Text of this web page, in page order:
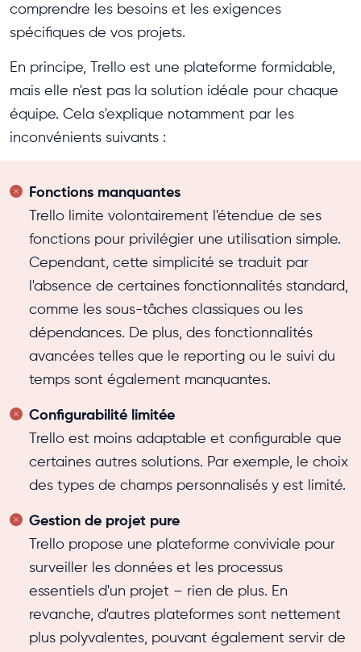
comprendre les besoins et les exigences
spécifiques de vos projets.
En principe, Trello est une plateforme formidable,
mais elle n'est pas la solution idéale pour chaque
équipe. Cela s'explique notamment par les
inconvénients suivants :
Fonctions manquantes
Trello limite volontairement l'étendue de ses
fonctions pour privilégier une utilisation simple.
Cependant, cette simplicité se traduit par
l'absence de certaines fonctionnalités standard,
comme les sous-tâches classiques ou les
dépendances. De plus, des fonctionnalités
avancées telles que le reporting ou le suivi du
temps sont également manquantes.
Configurabilité limitée
Trello est moins adaptable et configurable que
certaines autres solutions. Par exemple, le choix
des types de champs personnalisés y est limité.
Gestion de projet pure
Trello propose une plateforme conviviale pour
surveiller les données et les processus
essentiels d'un projet – rien de plus. En
revanche, d'autres plateformes sont nettement
plus polyvalentes, pouvant également servir de